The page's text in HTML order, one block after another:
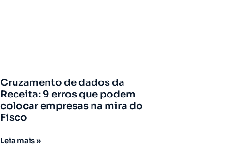
Cruzamento de dados da
Receita: 9 erros que podem
colocar empresas na mira do
Fisco
Leia mais »